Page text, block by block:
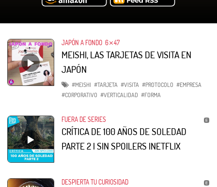
JAPÓN A FONDO 6⨯47
MEISHI, LAS TARJETAS DE VISITA EN
JAPÓN
#MEISHI #TARJETA #VISITA #PROTOCOLO #EMPRESA
#CORPORATIVO #VERTICALIDAD #FORMA
FUERA DE SERIES
CRÍTICA DE 100 AÑOS DE SOLEDAD
PARTE 2 | SIN SPOILERS |NETFLIX
DESPIERTA TU CURIOSIDAD